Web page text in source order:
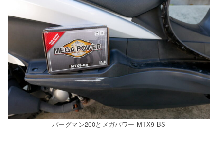
バーグマン200とメガパワー MTX9-BS